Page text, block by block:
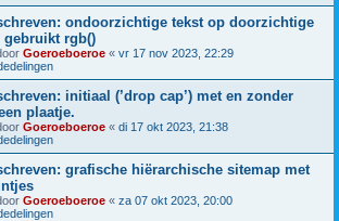
ondoorzichtige tekst op doorzichtige
gebruikt rgb()
Goeroeboeroe « vr 17 nov 2023, 22:29
initiaal (’drop cap’) met en zonder
plaatje.
Goeroeboeroe « di 17 okt 2023, 21:38
grafische hiërarchische sitemap met
Goeroeboeroe « za 07 okt 2023, 20:00